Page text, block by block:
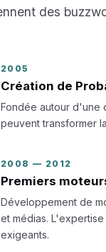
des
2005
Création de
Fondée autour d'une
peuvent transformer
2008 — 2012
Premiers
Développement de
et médias.
exigeants.